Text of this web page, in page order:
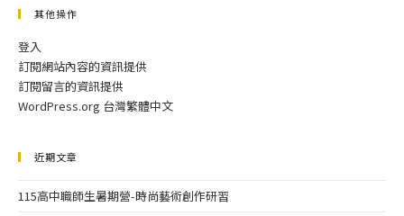
其他操作
登入
訂閱網站內容的資訊提供
訂閱留言的資訊提供
WordPress.org 台灣繁體中文
近期文章
115高中職師生暑期營-時尚藝術創作研習